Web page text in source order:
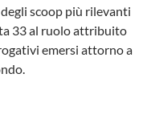
scoop più rilevanti
33 al ruolo attribuito
emersi attorno a
Rondinelli dal